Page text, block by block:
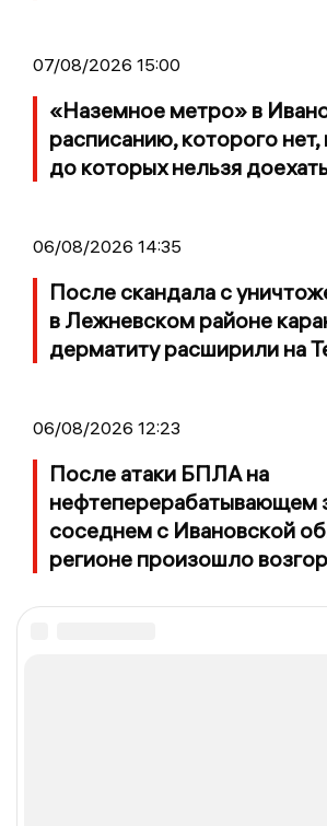
07/08/2026 15:00
«Наземное метро» в
расписанию, которого нет,
до которых нельзя
06/08/2026 14:35
После скандала с
в Лежневском районе
дерматиту расширили на
06/08/2026 12:23
После атаки БПЛА на
нефтеперерабатывающем
соседнем с Ивановской
регионе произошло